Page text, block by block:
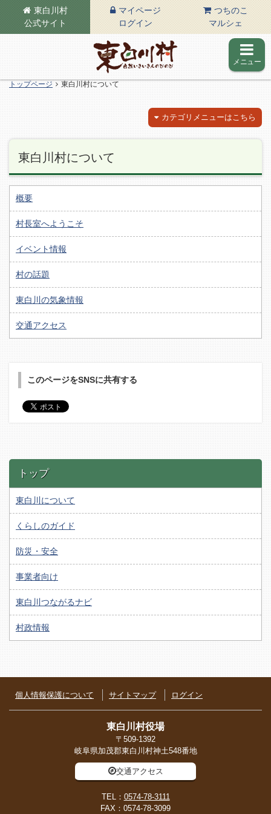
東白川村
公式サイト
マイページ
ログイン
つちのこ
マルシェ
東白川村の公式サイト
メニュー
トップページ 東白川村について
カテゴリメニューはこちら
東白川村について
概要
村長室へようこそ
イベント情報
村の話題
東白川の気象情報
交通アクセス
このページをSNSに共有する
トップ
東白川について
くらしのガイド
防災・安全
事業者向け
東白川つながるナビ
村政情報
個人情報保護について サイトマップ ログイン
東白川村役場
〒509-1392
岐阜県加茂郡東白川村神土548番地
交通アクセス
TEL： 0574-78-3111
FAX：0574-78-3099